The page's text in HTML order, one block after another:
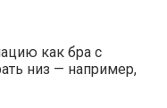
как бра с
низ — например,